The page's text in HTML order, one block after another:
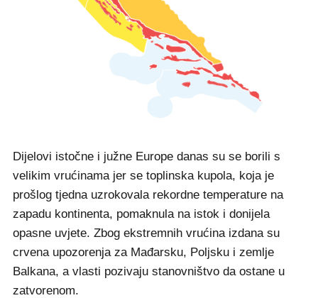
Dijelovi istočne i južne Europe danas su se borili s
velikim vrućinama jer se toplinska kupola, koja je
prošlog tjedna uzrokovala rekordne temperature na
zapadu kontinenta, pomaknula na istok i donijela
opasne uvjete. Zbog ekstremnih vrućina izdana su
crvena upozorenja za Mađarsku, Poljsku i zemlje
Balkana, a vlasti pozivaju stanovništvo da ostane u
zatvorenom.